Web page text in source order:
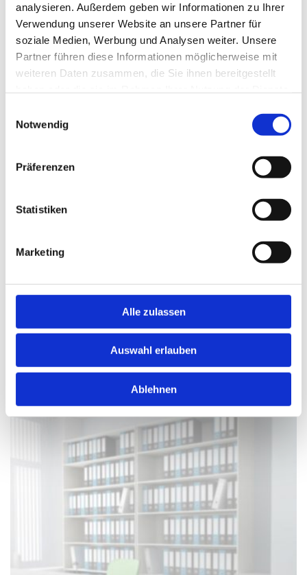
analysieren. Außerdem geben wir Informationen zu Ihrer
Verwendung unserer Website an unsere Partner für
soziale Medien, Werbung und Analysen weiter. Unsere
Partner führen diese Informationen möglicherweise mit
weiteren Daten zusammen, die Sie ihnen bereitgestellt
Notwendig
Präferenzen
Statistiken
Marketing
Alle zulassen
Auswahl erlauben
Ablehnen
Whiteboards
Auf-Tisch-Systemsteckdosen